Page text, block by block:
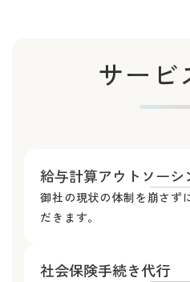
サービ
給与計算アウトソーシ
御社の現状の体制を崩さず
だきます。
社会保険手続き代行